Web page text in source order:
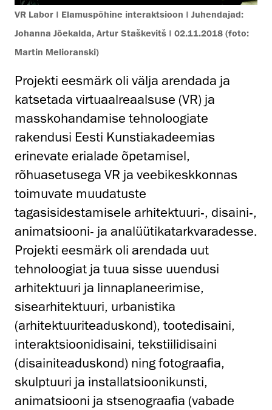
VR Labor | Elamuspõhine interaktsioon | Juhendajad:
Johanna Jõekalda, Artur Staškevitš | 02.11.2018 (foto:
Martin Melioranski)
Projekti eesmärk oli välja arendada ja
katsetada virtuaalreaalsuse (VR) ja
masskohandamise tehnoloogiate
rakendusi Eesti Kunstiakadeemias
erinevate erialade õpetamisel,
rõhuasetusega VR ja veebikeskkonnas
toimuvate muudatuste
tagasisidestamisele arhitektuuri-, disaini-,
animatsiooni- ja analüütikatarkvaradesse.
Projekti eesmärk oli arendada uut
tehnoloogiat ja tuua sisse uuendusi
arhitektuuri ja linnaplaneerimise,
sisearhitektuuri, urbanistika
(arhitektuuriteaduskond), tootedisaini,
interaktsioonidisaini, tekstiilidisaini
(disainiteaduskond) ning fotograafia,
skulptuuri ja installatsioonikunsti,
animatsiooni ja stsenograafia (vabade